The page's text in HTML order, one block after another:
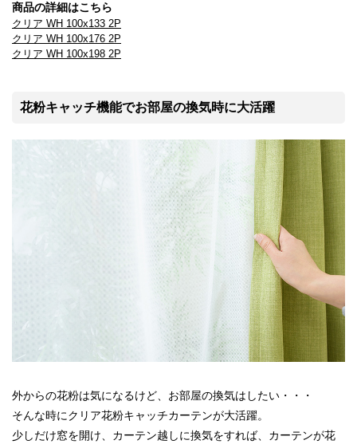
商品の詳細はこちら
クリア WH 100x133 2P
クリア WH 100x176 2P
クリア WH 100x198 2P
花粉キャッチ機能でお部屋の換気時に大活躍
外からの花粉は気になるけど、お部屋の換気はしたい・・・
そんな時にクリア花粉キャッチカーテンが大活躍。
少しだけ窓を開け、カーテン越しに換気をすれば、カーテンが花